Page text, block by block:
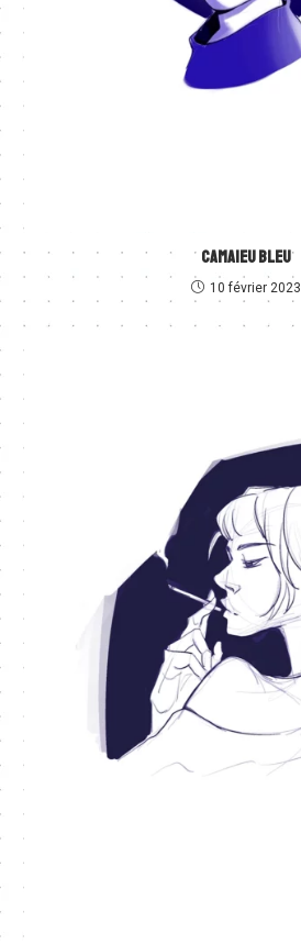
CAMAIEU BLEU
10 février 2023